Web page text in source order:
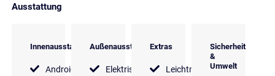
Ausstattung
Innenausstattung
Android
Außenausstattung
Elektrische
Extras
Leichtmetallfelgen
Sicherheit
&
Umwelt